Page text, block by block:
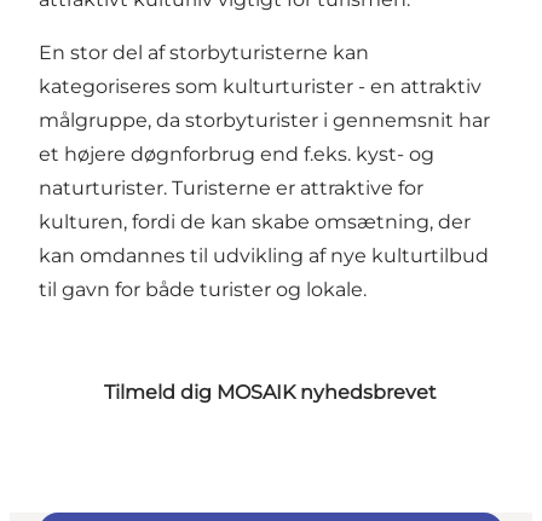
En stor del af storbyturisterne kan
kategoriseres som kulturturister - en attraktiv
målgruppe, da storbyturister i gennemsnit har
et højere døgnforbrug end f.eks. kyst- og
naturturister. Turisterne er attraktive for
kulturen, fordi de kan skabe omsætning, der
kan omdannes til udvikling af nye kulturtilbud
til gavn for både turister og lokale.
Tilmeld dig MOSAIK nyhedsbrevet